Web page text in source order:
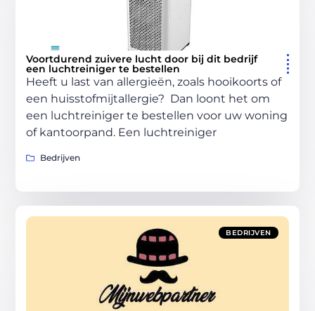
Voortdurend zuivere lucht door bij dit bedrijf
een luchtreiniger te bestellen
Heeft u last van allergieën, zoals hooikoorts of
een huisstofmijtallergie? Dan loont het om
een luchtreiniger te bestellen voor uw woning
of kantoorpand. Een luchtreiniger
Bedrijven
BEDRIJVEN